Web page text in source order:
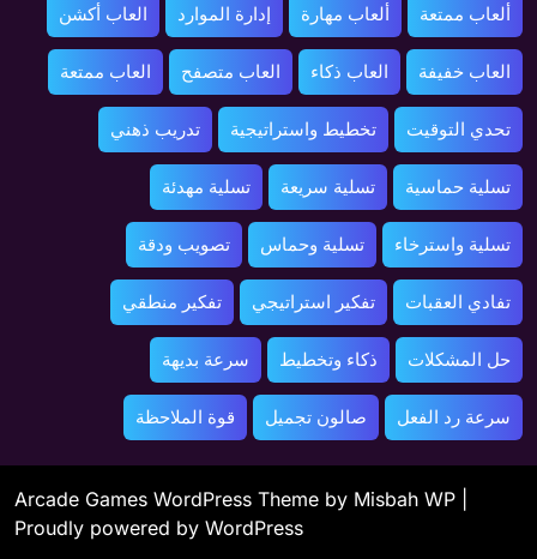
ألعاب ممتعة ألعاب مهارة إدارة الموارد العاب أكشن
العاب خفيفة العاب ذكاء العاب متصفح العاب ممتعة
تحدي التوقيت تخطيط واستراتيجية تدريب ذهني
تسلية حماسية تسلية سريعة تسلية مهدئة
تسلية واسترخاء تسلية وحماس تصويب ودقة
تفادي العقبات تفكير استراتيجي تفكير منطقي
حل المشكلات ذكاء وتخطيط سرعة بديهة
سرعة رد الفعل صالون تجميل قوة الملاحظة
Arcade Games WordPress Theme by Misbah WP
Proudly powered by WordPress